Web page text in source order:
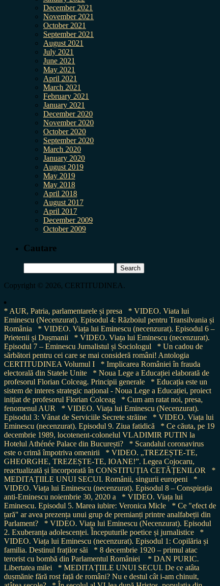
December 2021
November 2021
October 2021
September 2021
August 2021
July 2021
June 2021
May 2021
April 2021
March 2021
February 2021
January 2021
December 2020
November 2020
October 2020
September 2020
March 2020
January 2020
August 2019
May 2019
May 2018
April 2018
August 2017
April 2017
December 2009
October 2009
Cautare
for:
Copyright © 2026, CERTITUDINEA.
* AUR, Patria, parlamentarele și presa
* VIDEO. Viata lui
Eminescu (Necenzurat). Episodul 4: Războiul pentru Transilvania și
România
* VIDEO. Viața lui Eminescu (necenzurat). Episodul 6 –
Prietenii și Dușmanii
* VIDEO. Viața lui Eminescu (necenzurat).
Episodul 7 – Eminescu Jurnalistul și Sociologul
* Un cadou de
sărbători pentru cei care se mai consideră români! Antologia
CERTITUDINEA Volumul I
* Implicarea României în frauda
electorală din Statele Unite
* Noua Lege a Educației elaborată de
profesorul Florian Colceag. Principii generale
* Educația este un
sistem de interes strategic național - Noua Lege a Educației, proiect
inițiat de profesorul Florian Colceag
* Cum am ratat noi, presa,
fenomenul AUR
* VIDEO. Viața lui Eminescu (Necenzurat).
Episodul 3: Vânat de Serviciile Secrete străine
* VIDEO. Viața lui
Eminescu (necenzurat). Episodul 9. Ziua fatidică
* Ce căuta, pe 19
decembrie 1989, locotenent-colonelul VLADIMIR PUTIN la
Hotelul Athénée Palace din București?
* Scandalul coronavirus
este o crimă împotriva omenirii
* VIDEO. „TREZEȘTE-TE,
GHEORGHE, TREZEȘTE-TE, IOANE!”. Legea Cojocaru,
reactualizată și încorporată în CONSTITUȚIA CETĂȚENILOR
*
MEDITAȚIILE UNUI SECUI. Românii, singurii europeni
*
VIDEO. Viața lui Eminescu (necenzurat). Episodul 8 – Conspirația
anti-Eminescu noiembrie 30, 2020 a
* VIDEO. Viața lui
Eminescu. Episodul 5. Marea iubire: Veronica Micle
* Ce "efect de
țară" ar avea prezența unui grup de premianți printre analfabeții din
Parlament?
* VIDEO. Viața lui Eminescu (Necenzurat). Episodul
2. Exuberanța adolescenței. Începuturile poetice și jurnalistice
*
VIDEO. Viața lui Eminescu (necenzurat). Episodul 1: Copilăria și
familia. Destinul fraților săi
* 8 decembrie 1920 – primul atac
terorist cu bombă din Parlamentul României
* DAN PURIC.
Libertatea milei
* MEDITAȚIILE UNUI SECUI. De ce atâta
dușmănie fără rost față de români? Nu e destul cât i-am chinuit,